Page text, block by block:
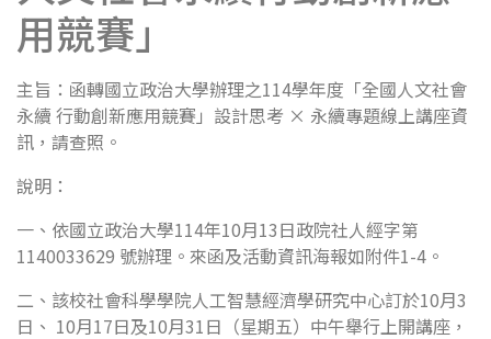
用競賽」
主旨：函轉國立政治大學辦理之114學年度「全國人文社會
永續 行動創新應用競賽」設計思考 × 永續專題線上講座資
訊，請查照。
說明：
一、依國立政治大學114年10月13日政院社人經字第
1140033629 號辦理。來函及活動資訊海報如附件1-4。
二、該校社會科學學院人工智慧經濟學研究中心訂於10月3
日、 10月17日及10月31日（星期五）中午舉行上開講座，